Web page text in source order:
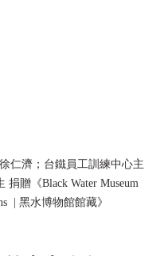
仁濟；台鐵員工訓練中心主
捐贈《Black Water Museum
| 黑水博物館館藏》